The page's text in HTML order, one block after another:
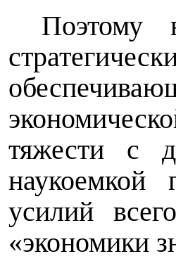
Поэтому
тяжести с
наукоемкой
усилий
«экономики